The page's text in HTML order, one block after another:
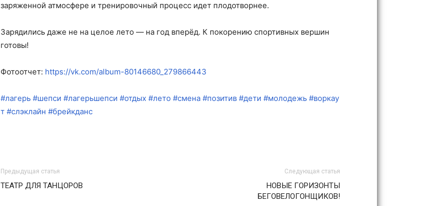
заряженной атмосфере и тренировочный процесс идет плодотворнее.
Зарядились даже не на целое лето — на год вперёд. К покорению спортивных вершин
готовы!
Фотоотчет: https://vk.com/album-80146680_279866443
#лагерь #шепси #лагерьшепси #отдых #лето #смена #позитив #дети #молодежь #воркау
т #слэклайн #брейкданс
Предыдущая статья
ТЕАТР ДЛЯ ТАНЦОРОВ
Следующая статья
НОВЫЕ ГОРИЗОНТЫ
БЕГОВЕЛОГОНЩИКОВ!